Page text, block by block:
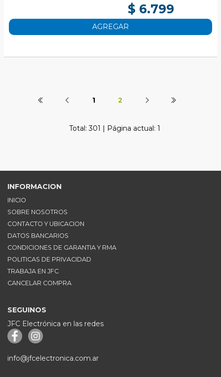
$ 6.799
AGREGAR
1 2
Total: 301 | Página actual: 1
INFORMACION
INICIO
SOBRE NOSOTROS
CONTACTO Y UBICACION
DATOS BANCARIOS
CONDICIONES DE GARANTIA Y RMA
POLITICAS DE PRIVACIDAD
TRABAJA EN JFC
CANCELAR COMPRA
SEGUINOS
JFC Electrónica en las redes
info@jfcelectronica.com.ar